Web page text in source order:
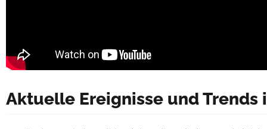
Aktuelle Ereignisse und Trends